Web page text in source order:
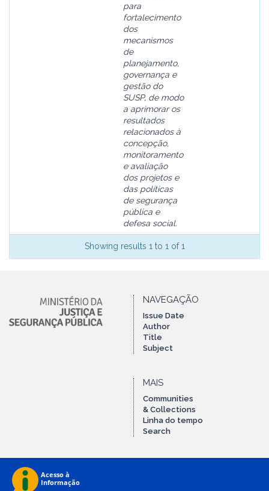
para
fortalecimento
dos
mecanismos
de
planejamento,
governança e
gestão do
SUSP, de modo
a aprimorar os
resultados
relacionados à
concepção,
monitoramento
e avaliação
dos projetos e
das políticas
de segurança
pública e
defesa social.
Showing results 1 to 1 of 1
NAVEGAÇÃO
Issue Date
Author
Title
Subject
MAIS
Communities
& Collections
Linha do tempo
Search